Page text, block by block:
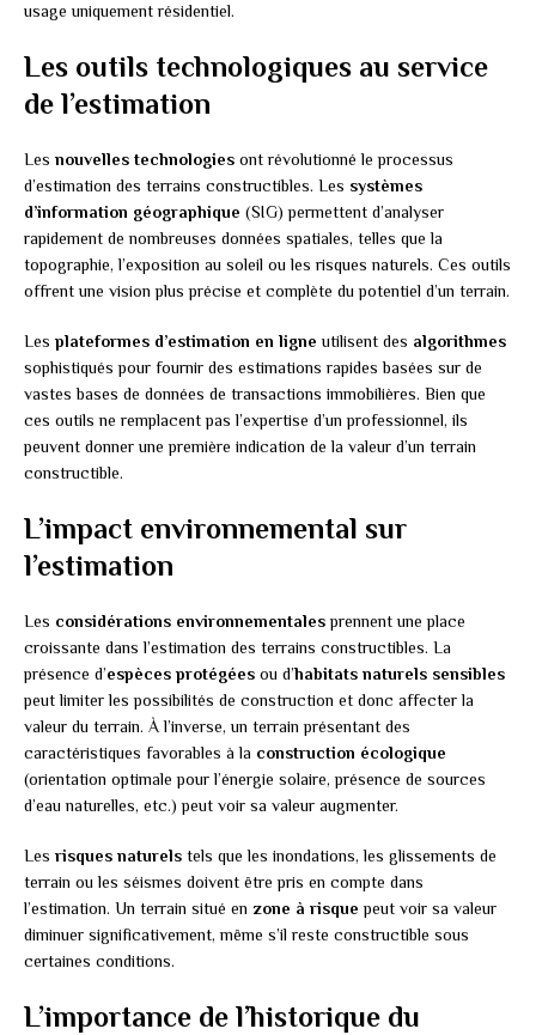
usage uniquement résidentiel.
Les outils technologiques au service
de l’estimation
Les nouvelles technologies ont révolutionné le processus
d’estimation des terrains constructibles. Les systèmes
d’information géographique (SIG) permettent d’analyser
rapidement de nombreuses données spatiales, telles que la
topographie, l’exposition au soleil ou les risques naturels. Ces outils
offrent une vision plus précise et complète du potentiel d’un terrain.
Les plateformes d’estimation en ligne utilisent des algorithmes
sophistiqués pour fournir des estimations rapides basées sur de
vastes bases de données de transactions immobilières. Bien que
ces outils ne remplacent pas l’expertise d’un professionnel, ils
peuvent donner une première indication de la valeur d’un terrain
constructible.
L’impact environnemental sur
l’estimation
Les considérations environnementalesprennent une place
croissante dans l’estimation des terrains constructibles. La
présence d’espèces protégées ou d’habitats naturels sensibles
peut limiter les possibilités de construction et donc affecter la
valeur du terrain. À l’inverse, un terrain présentant des
caractéristiques favorables à la construction écologique
(orientation optimale pour l’énergie solaire, présence de sources
d’eau naturelles, etc.) peut voir sa valeur augmenter.
Les risques naturels tels que les inondations, les glissements de
terrain ou les séismes doivent être pris en compte dans
l’estimation. Un terrain situé en zone à risque peut voir sa valeur
diminuer significativement, même s’il reste constructible sous
certaines conditions.
L’importance de l’historique du